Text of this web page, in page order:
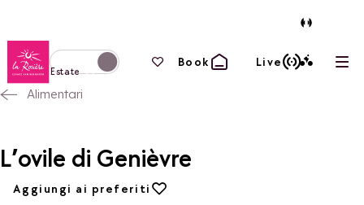
Torna alla home page
Passa alla modalità invernale
Estate
I tuoi preferiti
Book Live
Alimentari
L’ovile di Genièvre
Aggiungi ai preferiti
Aggiungi ai preferiti